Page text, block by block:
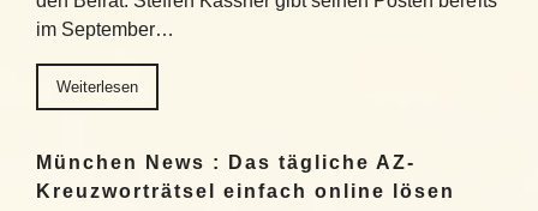
im September…
Weiterlesen
München News : Das tägliche AZ-
Kreuzworträtsel einfach online lösen